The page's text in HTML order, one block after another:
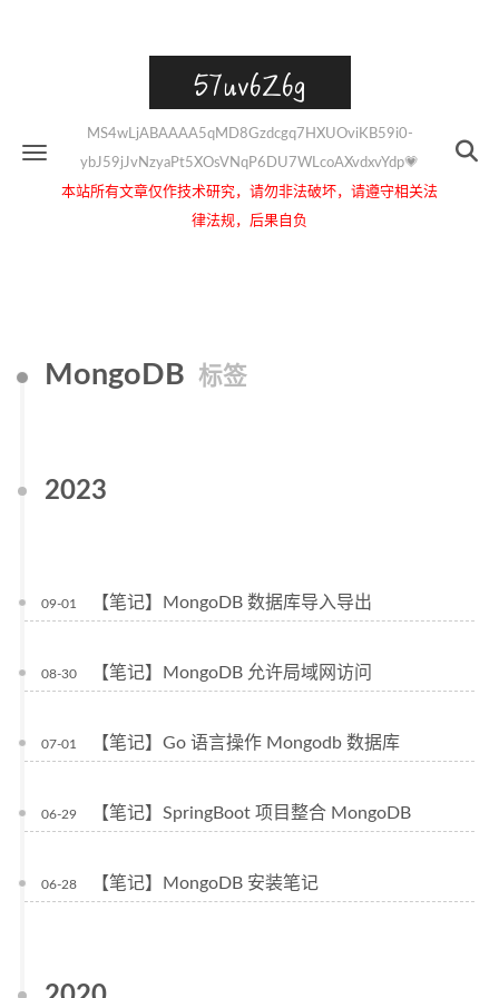
57uv6Z6g
MS4wLjABAAAA5qMD8Gzdcgq7HXUOviKB59i0-
ybJ59jJvNzyaPt5XOsVNqP6DU7WLcoAXvdxvYdp💗
本站所有文章仅作技术研究，请勿非法破坏，请遵守相关法
律法规，后果自负
MongoDB 标签
2023
09-01 【笔记】MongoDB 数据库导入导出
08-30 【笔记】MongoDB 允许局域网访问
07-01 【笔记】Go 语言操作 Mongodb 数据库
06-29 【笔记】SpringBoot 项目整合 MongoDB
06-28 【笔记】MongoDB 安装笔记